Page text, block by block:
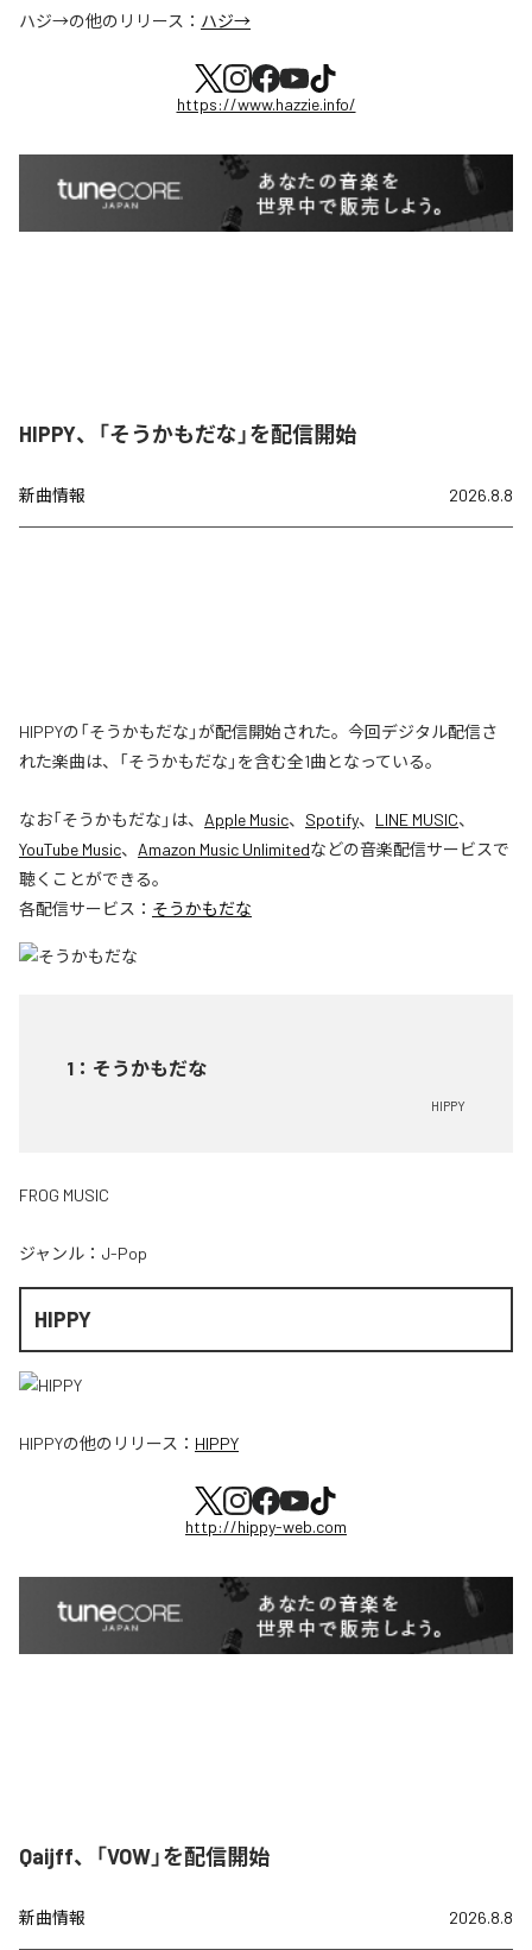
ハジ→の他のリリース： ハジ→
https://www.hazzie.info/
HIPPY、「そうかもだな」を配信開始
新曲情報 2026.8.8
HIPPYの「そうかもだな」が配信開始された。今回デジタル配信さ
れた楽曲は、「そうかもだな」を含む全1曲となっている。
なお「そうかもだな 」は、 Apple Music、 Spotify、 LINE MUSIC、
YouTube Music、 Amazon Music Unlimitedなどの音楽配信サービスで
聴くことができる。
各配信サービス： そうかもだな
1 ： そうかもだな
HIPPY
FROG MUSIC
ジャンル： J-Pop
HIPPY
HIPPYの他のリリース： HIPPY
http://hippy-web.com
Qaijff、「VOW」を配信開始
新曲情報 2026.8.8